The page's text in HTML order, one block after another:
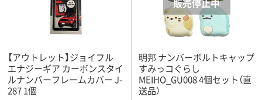
【アウトレット】ジョイフル
エナジーギア カーボンスタイ
ルナンバーフレームカバー J-
287 1個
明邦 ナンバーボルトキャップ
すみっコぐらし
MEIHO_GU008 4個セット（直
送品）